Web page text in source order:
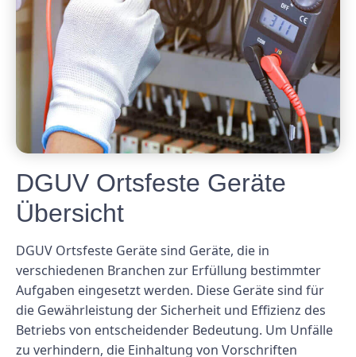
DGUV Ortsfeste Geräte
Übersicht
DGUV Ortsfeste Geräte sind Geräte, die in
verschiedenen Branchen zur Erfüllung bestimmter
Aufgaben eingesetzt werden. Diese Geräte sind für
die Gewährleistung der Sicherheit und Effizienz des
Betriebs von entscheidender Bedeutung. Um Unfälle
zu verhindern, die Einhaltung von Vorschriften